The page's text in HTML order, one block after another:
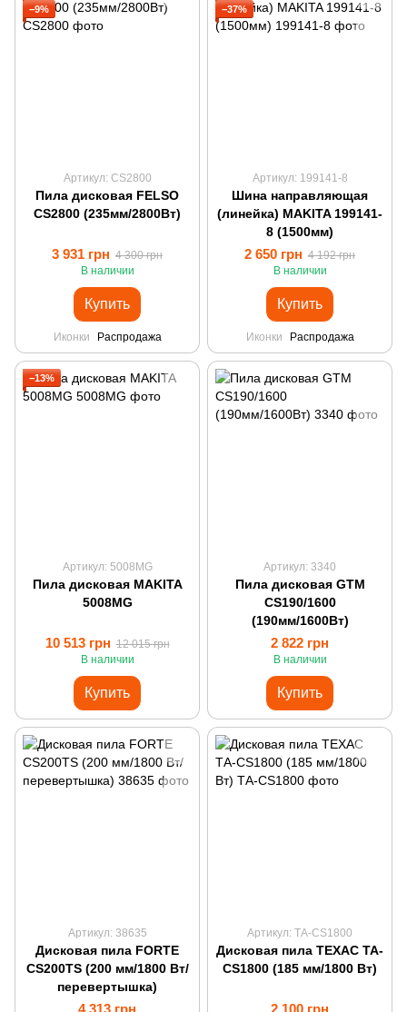
−9%
Артикул: CS2800
Пила дисковая FELSO
CS2800 (235мм/2800Вт)
3 931 грн 4 300 грн
В наличии
Купить
Иконки Распродажа
−37%
Артикул: 199141-8
Шина направляющая
(линейка) MAKITA 199141-
8 (1500мм)
2 650 грн 4 192 грн
В наличии
Купить
Иконки Распродажа
−13%
Артикул: 5008MG
Пила дисковая MAKITA
5008MG
10 513 грн 12 015 грн
В наличии
Купить
Артикул: 3340
Пила дисковая GTM
CS190/1600
(190мм/1600Вт)
2 822 грн
В наличии
Купить
Артикул: 38635
Дисковая пила FORTE
CS200TS (200 мм/1800 Вт/
перевертышка)
4 313 грн
Артикул: ТА-CS1800
Дисковая пила ТЕХАС ТА-
CS1800 (185 мм/1800 Вт)
2 100 грн